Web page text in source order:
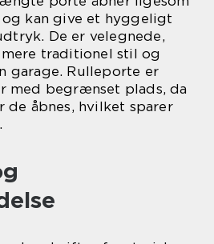
kan give et hyggeligt
De er velegnede,
traditionel stil og
garage. Rulleporte er
med begrænset plads, da
de åbnes, hvilket sparer